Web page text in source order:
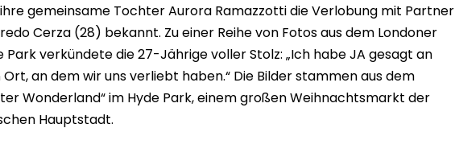
gemeinsame Tochter Aurora Ramazzotti die Verlobung mit Partner
Cerza (28) bekannt. Zu einer Reihe von Fotos aus dem Londoner
Park verkündete die 27-Jährige voller Stolz: „Ich habe JA gesagt an
an dem wir uns verliebt haben.“ Die Bilder stammen aus dem
Wonderland“ im Hyde Park, einem großen Weihnachtsmarkt der
Hauptstadt.